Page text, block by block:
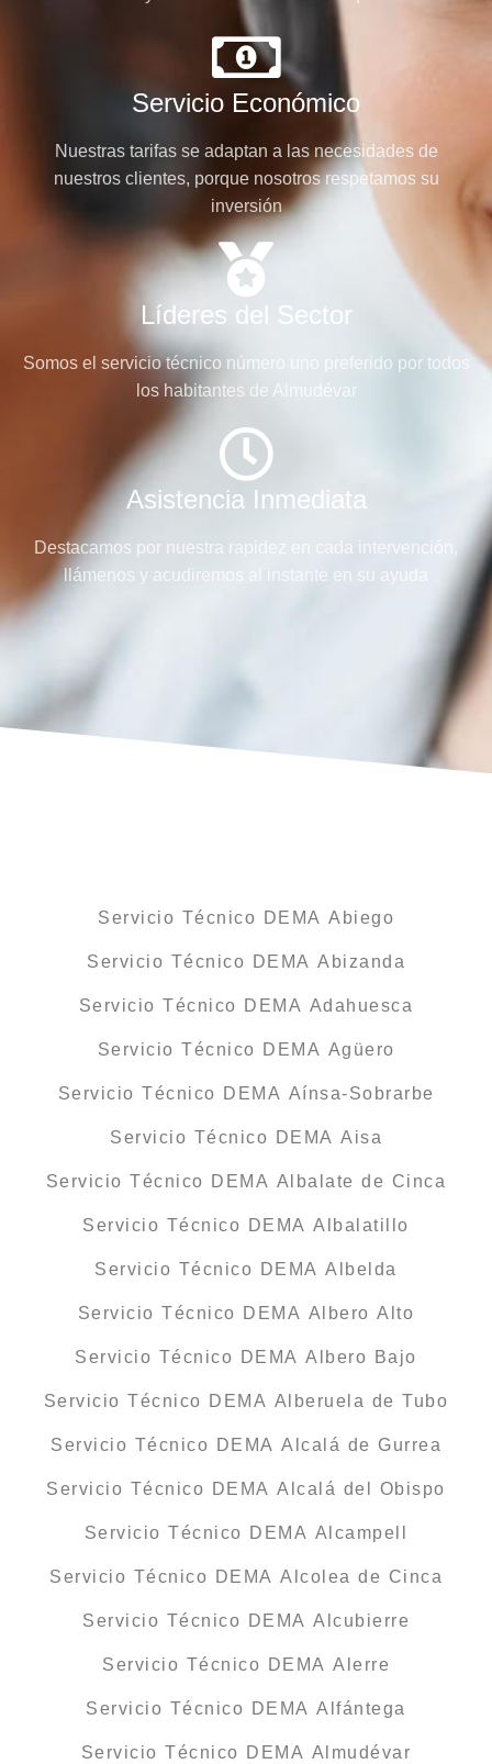
Servicio Económico
Nuestras tarifas se adaptan a las necesidades de
nuestros clientes, porque nosotros respetamos su
inversión
Líderes del Sector
Somos el servicio técnico número uno preferido por todos
los habitantes de Almudévar
Asistencia Inmediata
Destacamos por nuestra rapidez en cada intervención,
llámenos y acudiremos al instante en su ayuda
Servicio Técnico DEMA Abiego
Servicio Técnico DEMA Abizanda
Servicio Técnico DEMA Adahuesca
Servicio Técnico DEMA Agüero
Servicio Técnico DEMA Aínsa-Sobrarbe
Servicio Técnico DEMA Aisa
Servicio Técnico DEMA Albalate de Cinca
Servicio Técnico DEMA Albalatillo
Servicio Técnico DEMA Albelda
Servicio Técnico DEMA Albero Alto
Servicio Técnico DEMA Albero Bajo
Servicio Técnico DEMA Alberuela de Tubo
Servicio Técnico DEMA Alcalá de Gurrea
Servicio Técnico DEMA Alcalá del Obispo
Servicio Técnico DEMA Alcampell
Servicio Técnico DEMA Alcolea de Cinca
Servicio Técnico DEMA Alcubierre
Servicio Técnico DEMA Alerre
Servicio Técnico DEMA Alfántega
Servicio Técnico DEMA Almudévar